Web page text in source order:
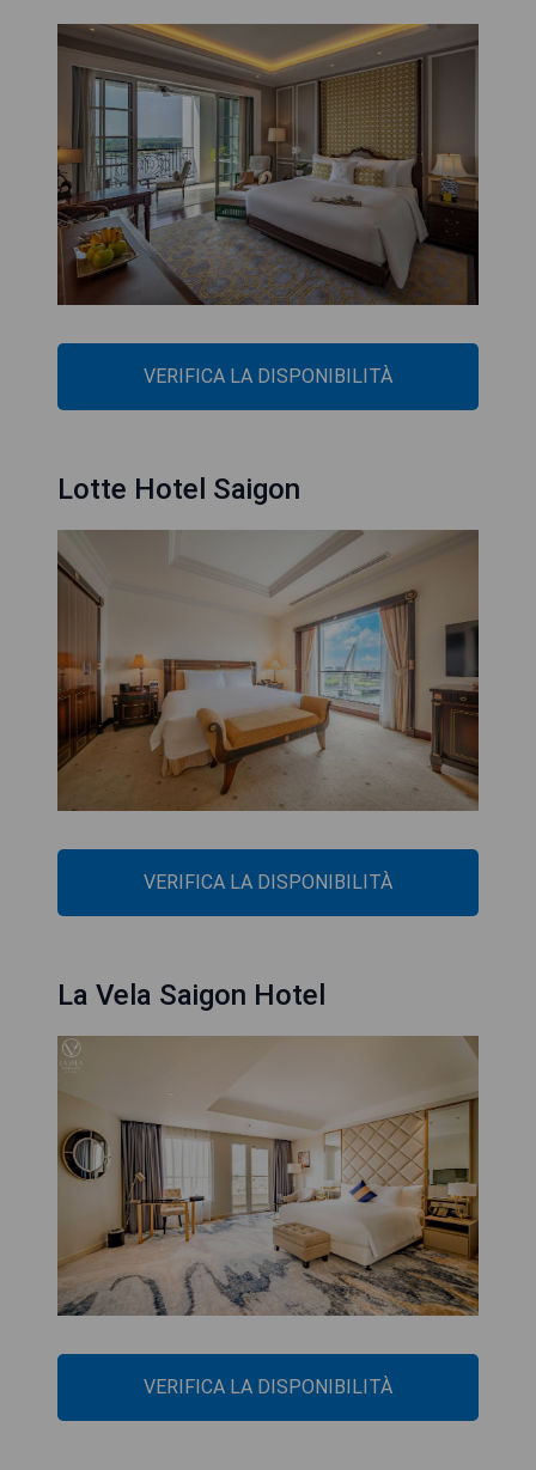
VERIFICA LA DISPONIBILITÀ
Lotte Hotel Saigon
VERIFICA LA DISPONIBILITÀ
La Vela Saigon Hotel
VERIFICA LA DISPONIBILITÀ